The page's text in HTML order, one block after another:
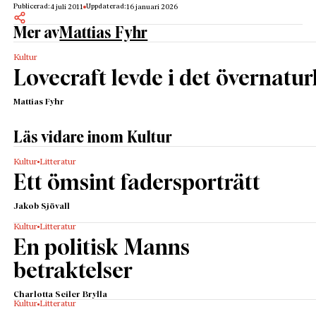
Publicerad:4 juli 2011 Uppdaterad:16 januari 2026
Mer avMattias Fyhr
Kultur
Lovecraft levde i det
Mattias Fyhr
Läs vidare inom Kultur
Kultur Litteratur
Ett ömsint fadersporträtt
Jakob Sjövall
Kultur Litteratur
En politisk Manns
betraktelser
Charlotta Seiler Brylla
Kultur Litteratur